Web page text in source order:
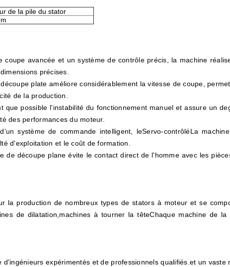
de la pile du stator
coupe avancée et un système de contrôle précis, la machine
précises.
plate améliore considérablement la vitesse de coupe,
de la production.
que possible l'instabilité du fonctionnement manuel et assure un
des performances du moteur.
système de commande intelligent, leServo-contrôléLa
d'exploitation et le coût de formation.
de découpe plane évite le contact direct de l'homme avec les
la production de nombreux types de stators à moteur et se
de dilatation,machines à tourner la têteChaque machine de
expérimentés et de professionnels qualifiés.et un